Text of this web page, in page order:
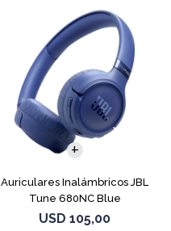
Auriculares Inalámbricos JBL
Tune 680NC Blue
USD 105,00